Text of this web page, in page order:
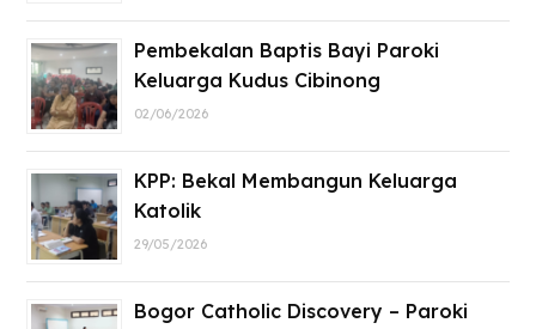
Pembekalan Baptis Bayi Paroki
Keluarga Kudus Cibinong
02/06/2026
KPP: Bekal Membangun Keluarga
Katolik
29/05/2026
Bogor Catholic Discovery – Paroki